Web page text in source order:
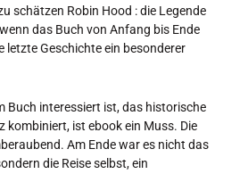
schätzen Robin Hood : die Legende
das Buch von Anfang bis Ende
letzte Geschichte ein besonderer
Buch interessiert ist, das historische
kombiniert, ist ebook ein Muss. Die
Am Ende war es nicht das
die Reise selbst, ein